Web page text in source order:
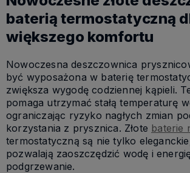
baterią termostatyczną
większego komfortu
Nowoczesna deszczownica
być wyposażona w baterię
zwiększa wygodę codziennej kąpieli.
pomaga utrzymać stałą temperaturę
ograniczając ryzyko nagłych zmian
korzystania z prysznica. Złote baterie
termostatyczną są nie tylko
pozwalają zaoszczędzić wodę i
podgrzewanie.